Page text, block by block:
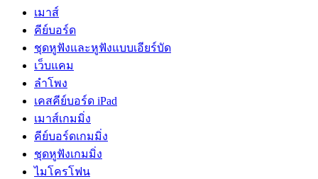
เมาส์
คีย์บอร์ด
ชุดหูฟังและหูฟังแบบเอียร์บัด
เว็บแคม
ลำโพง
เคสคีย์บอร์ด iPad
เมาส์เกมมิ่ง
คีย์บอร์ดเกมมิ่ง
ชุดหูฟังเกมมิ่ง
ไมโครโฟน